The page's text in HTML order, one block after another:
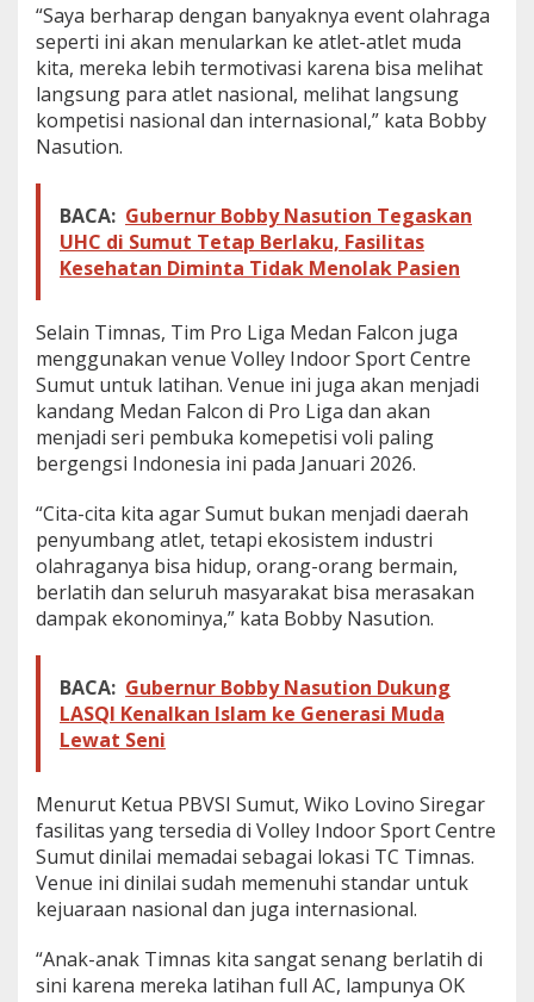
“Saya berharap dengan banyaknya event olahraga
seperti ini akan menularkan ke atlet-atlet muda
kita, mereka lebih termotivasi karena bisa melihat
langsung para atlet nasional, melihat langsung
kompetisi nasional dan internasional,” kata Bobby
Nasution.
BACA: Gubernur Bobby Nasution Tegaskan
UHC di Sumut Tetap Berlaku, Fasilitas
Kesehatan Diminta Tidak Menolak Pasien
Selain Timnas, Tim Pro Liga Medan Falcon juga
menggunakan venue Volley Indoor Sport Centre
Sumut untuk latihan. Venue ini juga akan menjadi
kandang Medan Falcon di Pro Liga dan akan
menjadi seri pembuka komepetisi voli paling
bergengsi Indonesia ini pada Januari 2026.
“Cita-cita kita agar Sumut bukan menjadi daerah
penyumbang atlet, tetapi ekosistem industri
olahraganya bisa hidup, orang-orang bermain,
berlatih dan seluruh masyarakat bisa merasakan
dampak ekonominya,” kata Bobby Nasution.
BACA: Gubernur Bobby Nasution Dukung
LASQI Kenalkan Islam ke Generasi Muda
Lewat Seni
Menurut Ketua PBVSI Sumut, Wiko Lovino Siregar
fasilitas yang tersedia di Volley Indoor Sport Centre
Sumut dinilai memadai sebagai lokasi TC Timnas.
Venue ini dinilai sudah memenuhi standar untuk
kejuaraan nasional dan juga internasional.
“Anak-anak Timnas kita sangat senang berlatih di
sini karena mereka latihan full AC, lampunya OK